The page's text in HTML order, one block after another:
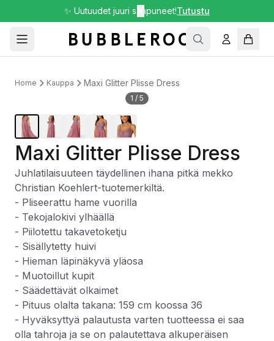
✨ Uutuudet juuri saapuneet!Tutustu
Home Kauppa Maxi Glitter Plisse Dress
1 / 5
Maxi Glitter Plisse Dress
Juhlatilaisuuteen täydellinen ihana pitkä mekko
Christian Koehlert-tuotemerkiltä.
- Pliseerattu hame vuorilla
- Tekojalokivi ylhäällä
- Piilotettu takavetoketju
- Sisällytetty huivi
- Hieman läpinäkyvä yläosa
- Muotoillut kupit
- Säädettävät olkaimet
- Pituus olalta takana: 159 cm koossa 36
- Hyväksyttyä palautusta varten tuotteessa ei saa
olla tahroja ja se on palautettava alkuperäisen